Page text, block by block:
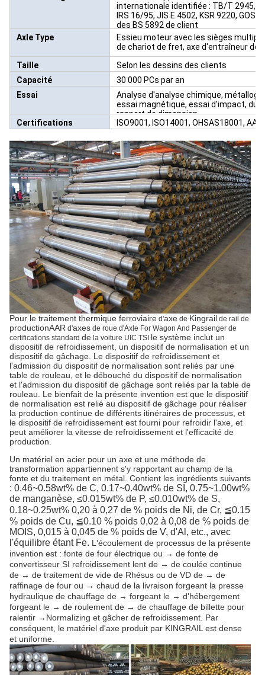
internationale identifiée : TB/T 2945,
IRS 16/95, JIS E 4502, KSR 9220,
des BS 5892 de client
Axle Type
Essieu moteur avec les sièges
de chariot de fret, axe d'entraîneur de
Taille
Selon les dessins des clients
Capacité
30 000 PCs par an
Essai
Analyse d'analyse chimique,
essai magnétique, essai d'impact,
rapport de dimension
Certifications
ISO9001, ISO14001, OHSAS18001,
Pour le traitement thermique ferroviaire d'axe de Kingrail de rail de
productionAAR d'axes de roue d'Axle For Wagon And Passenger de
certifications standard de la voiture UIC TSI le système inclut un
dispositif de refroidissement, un dispositif de normalisation et un
dispositif de gâchage. Le dispositif de refroidissement et
l'admission du dispositif de normalisation sont reliés par une
table de rouleau, et le débouché du dispositif de normalisation
et l'admission du dispositif de gâchage sont reliés par la table de
rouleau. Le bienfait de la présente invention est que le dispositif
de normalisation est relié au dispositif de gâchage pour réaliser
la production continue de différents itinéraires de processus, et
le dispositif de refroidissement est fourni pour refroidir l'axe, et
peut améliorer la vitesse de refroidissement et l'efficacité de
production.
Un matériel en acier pour un axe et une méthode de
transformation appartiennent s'y rapportant au champ de la
fonte et du traitement en métal. Contient les ingrédients suivants
: 0.46~0.58wt% de C, 0.17~0.40wt% de SI, 0.75~1.00wt%
de manganèse, ≤0.015wt% de P, ≤0.010wt% de S,
0.18~0.25wt% 0,20 à 0,27 de % poids de Ni, de Cr, ≦0.15
% poids de Cu, ≦0.10 % poids 0,02 à 0,08 de % poids de
MOIS, 0,015 à 0,045 de % poids de V, d'Al, etc., avec
l'équilibre étant Fe. L'écoulement de processus de la présente
invention est : fonte de four électrique ou → de fonte de
convertisseur SI refroidissement lent de → de coulée continue
de → de traitement de vide de Rhésus ou de VD de → de
raffinage de four ou → chaud de la livraison forgeant la presse
hydraulique de chauffage de → forgeant le → d'hébergement
forgeant le → de roulement de → de chauffage de billette pour
ralentir →Normalizing et gâcher de refroidissement. Par
conséquent, le matériel d'axe produit par KINGRAIL est dense
et uniforme.